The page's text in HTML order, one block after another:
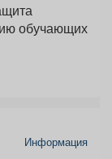
обучающих
Информация